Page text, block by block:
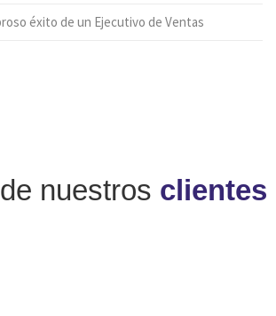
éxito de un Ejecutivo de Ventas
nuestros clientes